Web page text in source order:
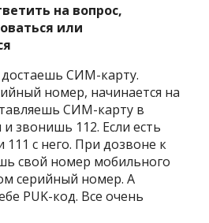
на вопрос,
или
СИМ-карту.
номер, начинается на
СИМ-карту в
звонишь 112. Если есть
с него. При дозвоне к
свой номер мобильного
серийный номер. А
PUK-код. Все очень